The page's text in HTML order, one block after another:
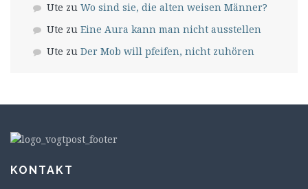
Ute zu Wo sind sie, die alten weisen Männer?
Ute zu Eine Aura kann man nicht ausstellen
Ute zu Der Mob will pfeifen, nicht zuhören
KONTAKT